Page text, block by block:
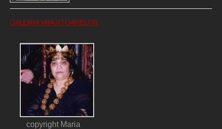
GALERIA VRĂJITOARELOR
copyright Maria